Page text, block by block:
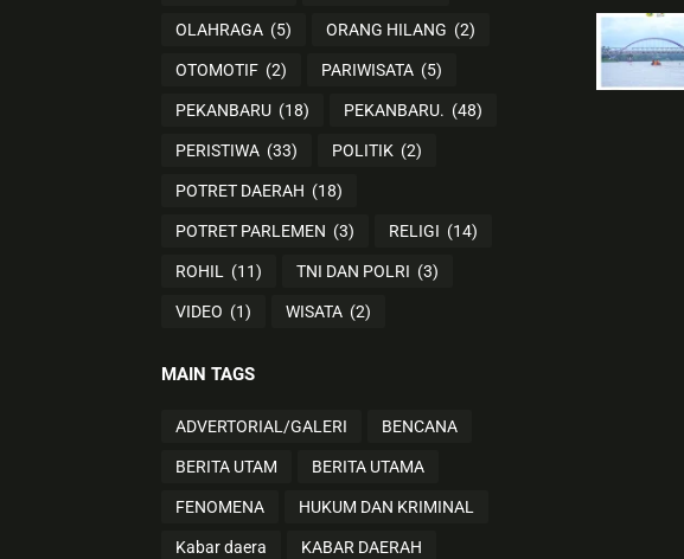
OLAHRAGA (5) ORANG HILANG (2)
OTOMOTIF (2) PARIWISATA (5)
PEKANBARU (18) PEKANBARU. (48)
PERISTIWA (33) POLITIK (2)
POTRET DAERAH (18)
POTRET PARLEMEN (3) RELIGI (14)
ROHIL (11) TNI DAN POLRI (3)
VIDEO (1) WISATA (2)
MAIN TAGS
ADVERTORIAL/GALERI BENCANA
BERITA UTAM BERITA UTAMA
FENOMENA HUKUM DAN KRIMINAL
Kabar daera KABAR DAERAH